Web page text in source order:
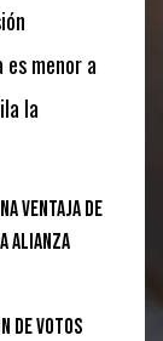
menor a
la
ventaja de
alianza
de votos